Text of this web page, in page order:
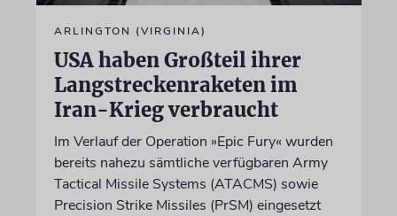
ARLINGTON (VIRGINIA)
USA haben Großteil ihrer
Langstreckenraketen im
Iran-Krieg verbraucht
Im Verlauf der Operation »Epic Fury« wurden
bereits nahezu sämtliche verfügbaren Army
Tactical Missile Systems (ATACMS) sowie
Precision Strike Missiles (PrSM) eingesetzt